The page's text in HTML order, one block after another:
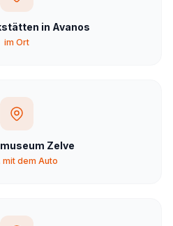
in Avanos
im Ort
Zelve
mit dem Auto